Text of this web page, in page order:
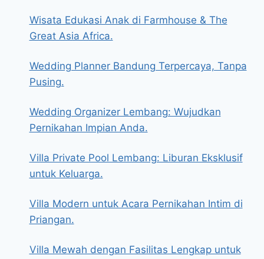
Wisata Edukasi Anak di Farmhouse & The
Great Asia Africa.
Wedding Planner Bandung Terpercaya, Tanpa
Pusing.
Wedding Organizer Lembang: Wujudkan
Pernikahan Impian Anda.
Villa Private Pool Lembang: Liburan Eksklusif
untuk Keluarga.
Villa Modern untuk Acara Pernikahan Intim di
Priangan.
Villa Mewah dengan Fasilitas Lengkap untuk